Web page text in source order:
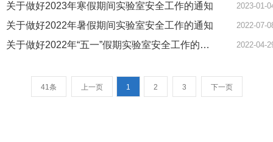
关于做好2023年寒假期间实验室安全工作的通知 2023-01-
关于做好2022年暑假期间实验室安全工作的通知 2022-07-
关于做好2022年“五一”假期实验室安全工作的通知 2022-04-
41条 上一页 1 2 3 下一页